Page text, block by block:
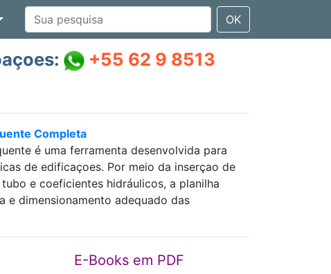
OK
+55 62 9 8513
Completa
é uma ferramenta desenvolvida para
de edificaçoes. Por meio da inserçao de
e coeficientes hidráulicos, a planilha
e dimensionamento adequado das
E-Books em PDF